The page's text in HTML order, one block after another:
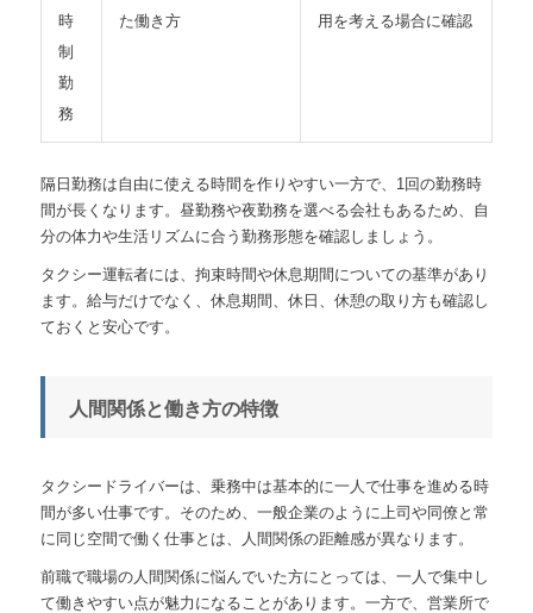
時
制
勤
務
た働き方
用を考える場合に確認
隔日勤務は自由に使える時間を作りやすい一方で、1回の勤務時
間が長くなります。昼勤務や夜勤務を選べる会社もあるため、自
分の体力や生活リズムに合う勤務形態を確認しましょう。
タクシー運転者には、拘束時間や休息期間についての基準があり
ます。給与だけでなく、休息期間、休日、休憩の取り方も確認し
ておくと安心です。
人間関係と働き方の特徴
タクシードライバーは、乗務中は基本的に一人で仕事を進める時
間が多い仕事です。そのため、一般企業のように上司や同僚と常
に同じ空間で働く仕事とは、人間関係の距離感が異なります。
前職で職場の人間関係に悩んでいた方にとっては、一人で集中し
て働きやすい点が魅力になることがあります。一方で、営業所で